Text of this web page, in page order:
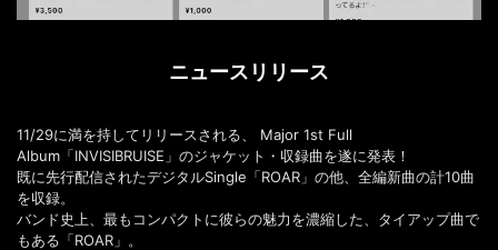
ニュースリリース
11/29に満を持してリリースされる、 Major 1st Full
Album「INVISIBRUISE」のジャケット・収録曲を遂に発表！
既に先行配信されたデジタルSingle「ROAR」の他、全編新曲の計10曲
を収録。
バンド史上、最もコンパクトに彼らの魅力を濃縮した、タイアップ曲で
もある「ROAR」。